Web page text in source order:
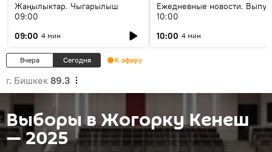
Жаңылыктар. Чыгарылыш
09:00
09:00 4 мин
Ежедневные новости.
10:00
10:00 4 мин
Вчера Сегодня К эфиру
г. Бишкек 89.3
Выборы в Жогорку Кенеш
— 2025